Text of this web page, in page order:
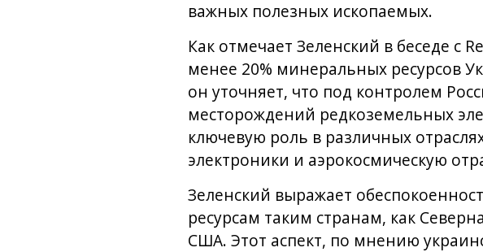
важных полезных ископаемых.
Как отмечает Зеленский в беседе с
менее 20% минеральных ресурсов
он уточняет, что под контролем
месторождений редкоземельных
ключевую роль в различных
электроники и аэрокосмическую
Зеленский выражает
ресурсам таким странам, как
США. Этот аспект, по мнению